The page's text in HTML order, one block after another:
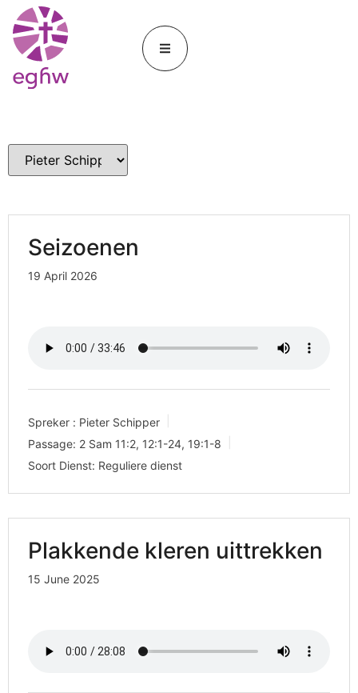
Seizoenen
19 April 2026
Spreker : Pieter Schipper
Passage: 2 Sam 11:2, 12:1-24, 19:1-8
Soort Dienst: Reguliere dienst
Plakkende kleren uittrekken
15 June 2025